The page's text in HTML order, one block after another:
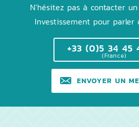
N'hésitez pas à contacter
Investissement pour
+33 (0)5 34 45
(France)
ENVOYER UN